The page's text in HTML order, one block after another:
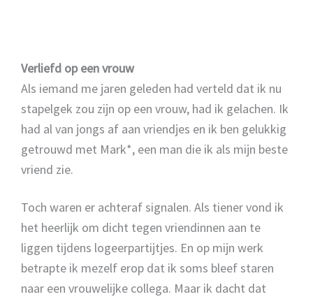
Verliefd op een vrouw
Als iemand me jaren geleden had verteld dat ik nu
stapelgek zou zijn op een vrouw, had ik gelachen. Ik
had al van jongs af aan vriendjes en ik ben gelukkig
getrouwd met Mark*, een man die ik als mijn beste
vriend zie.
Toch waren er achteraf signalen. Als tiener vond ik
het heerlijk om dicht tegen vriendinnen aan te
liggen tijdens logeerpartijtjes. En op mijn werk
betrapte ik mezelf erop dat ik soms bleef staren
naar een vrouwelijke collega. Maar ik dacht dat